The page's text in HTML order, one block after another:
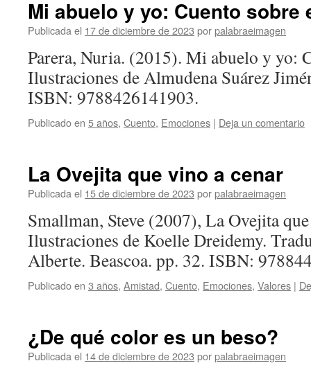
Mi abuelo y yo: Cuento sobre
Publicada el 17 de diciembre de 2023 porpalabraeimagen
Parera, Nuria. (2015). Mi abuelo y yo:
Ilustraciones de Almudena Suárez
ISBN: 9788426141903.
Publicado en 5 años, Cuento, Emociones | Deja un comentario
La Ovejita que vino a cenar
Publicada el 15 de diciembre de 2023 porpalabraeimagen
Smallman, Steve (2007), La Ovejita
Ilustraciones de Koelle Dreidemy.
Alberte. Beascoa. pp. 32. ISBN:
Publicado en 3 años, Amistad, Cuento, Emociones, Valores |
¿De qué color es un beso?
Publicada el 14 de diciembre de 2023 porpalabraeimagen